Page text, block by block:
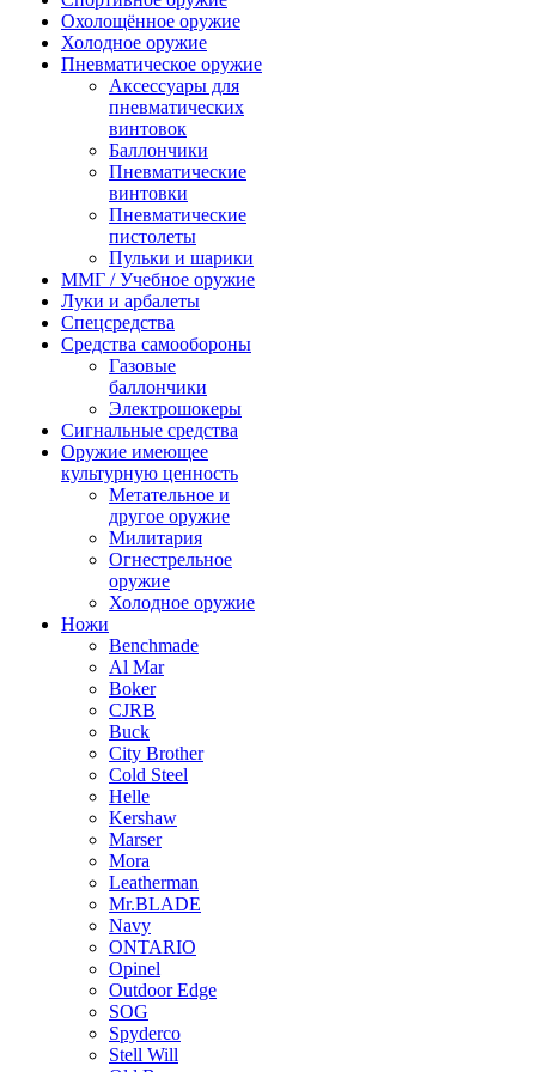
Охолощённое оружие
Холодное оружие
Пневматическое оружие
Аксессуары для
пневматических
винтовок
Баллончики
Пневматические
винтовки
Пневматические
пистолеты
Пульки и шарики
ММГ / Учебное оружие
Луки и арбалеты
Спецсредства
Средства самообороны
Газовые
баллончики
Электрошокеры
Сигнальные средства
Оружие имеющее
культурную ценность
Метательное и
другое оружие
Милитария
Огнестрельное
оружие
Холодное оружие
Ножи
Benchmade
Al Mar
Boker
CJRB
Buck
City Brother
Cold Steel
Helle
Kershaw
Marser
Mora
Leatherman
Mr.BLADE
Navy
ONTARIO
Opinel
Outdoor Edge
SOG
Spyderco
Stell Will